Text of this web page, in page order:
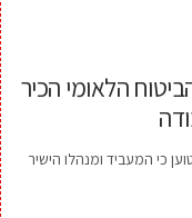
הלאומי הכיר
כי המעביד ומנהלו הישיר